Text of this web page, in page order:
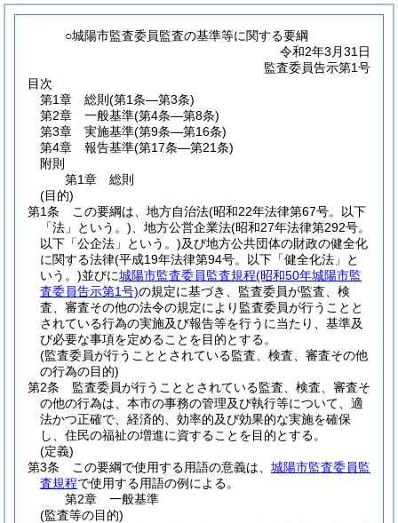
○城陽市監査委員監査の基準等に関する要綱
令和2年3月31日
監査委員告示第1号
目次
第1章
総則 (第1条―第3条)
第2章
一般基準(第4条―第8条)
第3章
実施基準(第9条―第16条)
第4章
報告基準(第17条―第21条)
附則
第1章
総則
(目的)
第1条
この要綱は、地方自治法(昭和22年法律第67号。以下
「法」という。) 、地方公営企業法(昭和27年法律第292号。
以下「公企法」という。)及び地方公共団体の財政の健全化
に関する法律(平成19年法律第94号。以下「健全化法」と
いう。)並びに城陽市監査委員監査規程(昭和50年城陽市監
査委員告示第1号)の規定に基づき、監査委員が監査、検
査、審査その他の法令の規定により監査委員が行うことと
されている行為の実施及び報告等を行うに当たり、基準及
び必要な事項を定めることを目的とする。
(監査委員が行うこととされている監査、検査、審査その他
の行為の目的)
第2条
監査委員が行うこととされている監査、検査、審査そ
の他の行為は、本市の事務の管理及び執行等について、適
法かつ正確で、経済的、効率的及び効果的な実施を確保
し、住民の福祉の増進に資することを目的とする。
(定義)
第3条
この要綱で使用する用語の意義は、 城陽市監査委員監
査規程で使用する用語の例による。
第2章
一般基準
(監査等の目的)